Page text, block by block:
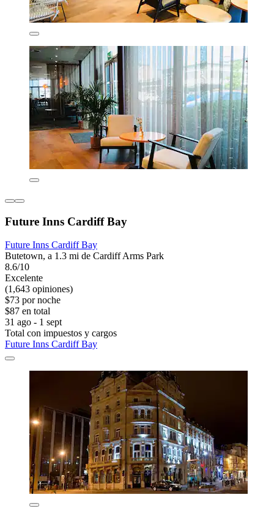
Future Inns Cardiff Bay
Future Inns Cardiff Bay
Butetown, a 1.3 mi de Cardiff Arms Park
8.6/10
Excelente
(1,643 opiniones)
$73 por noche
$87 en total
31 ago - 1 sept
Total con impuestos y cargos
Future Inns Cardiff Bay